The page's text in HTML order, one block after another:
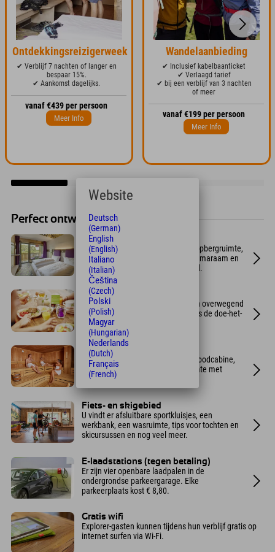
Ontdekkingsreizigerweek
✔ Verblijf 7 nachten of langer en
bespaar 15%.
✔ Aankomst dagelijks.
vanaf €439 per persoon
Meer Info
Wandelaanbieding
✔ Inclusief kabelbaanticket
✔ Verlaagd tarief
✔ bij een verblijf van 3 nachten
of meer
vanaf €199 per persoon
Meer Info
Perfect ontworpen voor atleten
Designkamers
Moderne designkamers met veel opbergruimte,
een kluis, een bankje in het panoramaraam en
een comfortabel tweepersoonsbed.
Ontbijtbuffet
Kies uit 70 verse, hoogwaardige en overwegend
regionale producten. Hoogtepunt is de doe-het-
zelf-eibakinstallatie.
Sport Spa
Met Finse sauna, stoombad, infraroodcabine,
ontspanningsruimte en fitnessruimte met
kracht- en cardioapparatuur.
Fiets- en skigebied
U vindt er afsluitbare sportkluisjes, een
werkbank, een wasruimte, tips voor tochten en
skicursussen en nog veel meer.
E-laadstations (tegen betaling)
Er zijn vier openbare laadpalen in de
ondergrondse parkeergarage. Elke
parkeerplaats kost € 8,80.
Gratis wifi
Explorer-gasten kunnen tijdens hun verblijf gratis op
internet surfen via Wi-Fi.
Website
Deutsch
(German)
English
(English)
Italiano
(Italian)
Čeština
(Czech)
Polski
(Polish)
Magyar
(Hungarian)
Nederlands
(Dutch)
Français
(French)